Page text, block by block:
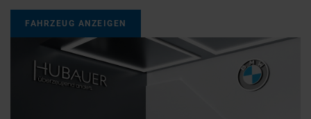
FAHRZEUG ANZEIGEN